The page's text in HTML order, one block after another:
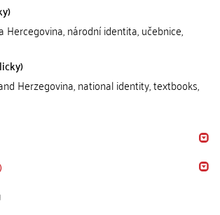
Hercegovina, národní identita, učebnice,
Herzegovina, national identity, textbooks,